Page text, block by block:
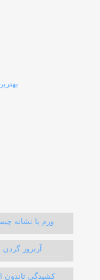
ورم پا نشانه
آرتروز
کشیدگی